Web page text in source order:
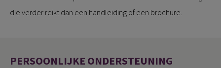
die verder reikt dan een handleiding of een brochure.
PERSOONLIJKE ONDERSTEUNING